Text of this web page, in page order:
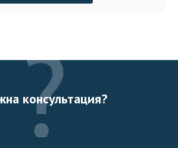
консультация?